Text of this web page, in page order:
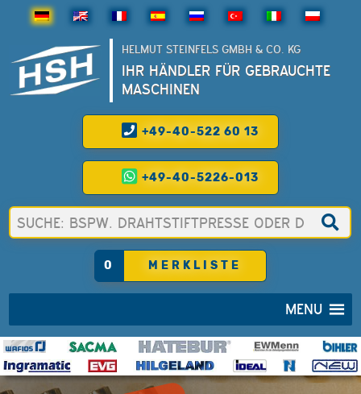
HELMUT STEINFELS GMBH & CO. KG
IHR HÄNDLER FÜR GEBRAUCHTE
MASCHINEN
+49-40-522 60 13
+49-40-5226-013
0 MERKLISTE
MENU